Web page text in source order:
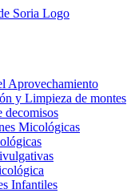
Aprovechamiento
y Limpieza de montes
decomisos
Micológicas
Infantiles